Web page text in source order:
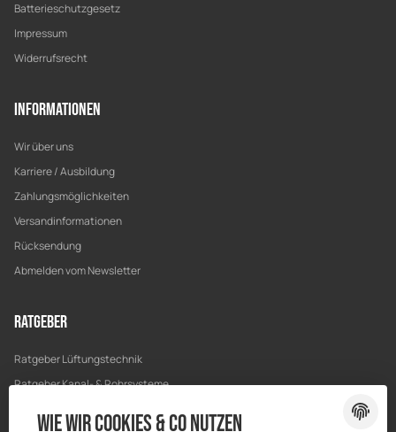
Batterieschutzgesetz
Impressum
Widerrufsrecht
Informationen
Wir über uns
Karriere / Ausbildung
Zahlungsmöglichkeiten
Versandinformationen
Rücksendung
Abmelden vom Newsletter
Ratgeber
Ratgeber Lüftungstechnik
Ratgeber Kanal- & Rohrsysteme
Wie wir Cookies & Co nutzen